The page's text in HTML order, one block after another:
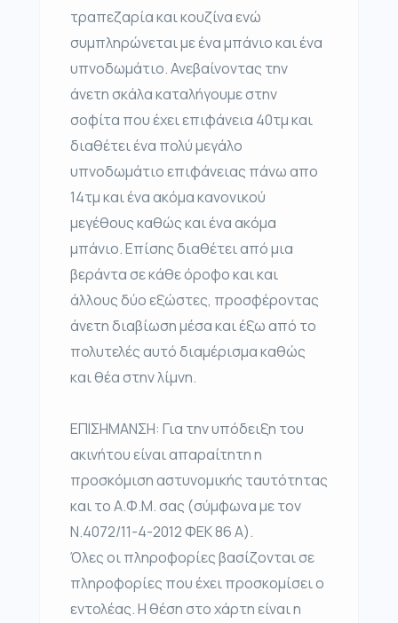
τραπεζαρία και κουζίνα ενώ
συμπληρώνεται με ένα μπάνιο και ένα
υπνοδωμάτιο. Ανεβαίνοντας την
άνετη σκάλα καταλήγουμε στην
σοφίτα που έχει επιφάνεια 40τμ και
διαθέτει ένα πολύ μεγάλο
υπνοδωμάτιο επιφάνειας πάνω απο
14τμ και ένα ακόμα κανονικού
μεγέθους καθώς και ένα ακόμα
μπάνιο. Επίσης διαθέτει από μια
βεράντα σε κάθε όροφο και και
άλλους δύο εξώστες, προσφέροντας
άνετη διαβίωση μέσα και έξω από το
πολυτελές αυτό διαμέρισμα καθώς
και θέα στην λίμνη.
ΕΠΙΣΗΜΑΝΣΗ: Για την υπόδειξη του
ακινήτου είναι απαραίτητη η
προσκόμιση αστυνομικής ταυτότητας
και το Α.Φ.Μ. σας (σύμφωνα με τον
Ν.4072/11-4-2012 ΦΕΚ 86 Α).
Όλες οι πληροφορίες βασίζονται σε
πληροφορίες που έχει προσκομίσει ο
εντολέας. Η θέση στο χάρτη είναι η